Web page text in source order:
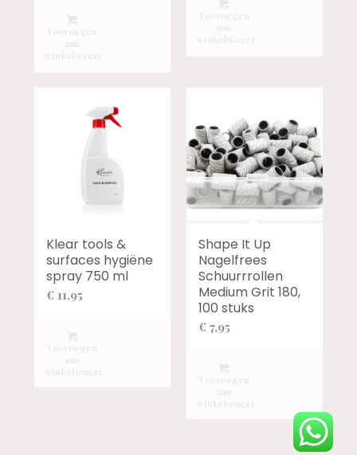
Klear tools &
surfaces hygiëne
spray 750 ml
€ 11,95
Shape It Up
Nagelfrees
Schuurrrollen
Medium Grit 180,
100 stuks
€ 7,95